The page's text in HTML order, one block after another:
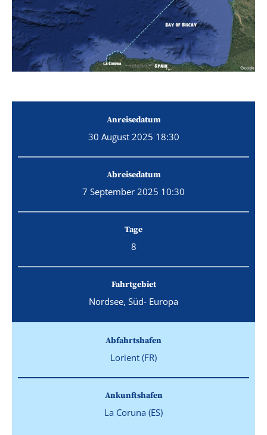
Anreisedatum
30 August 2025 18:30
Abreisedatum
7 September 2025 10:30
Tage
8
Fahrtgebiet
Nordsee, Süd- Europa
Abfahrtshafen
Lorient (FR)
Ankunftshafen
La Coruna (ES)